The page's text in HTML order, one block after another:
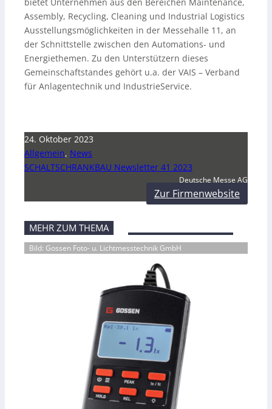
Assembly, Recycling, Cleaning und Industrial Logistics
Ausstellungsmöglichkeiten in der Messehalle 11, an
der Schnittstelle zwischen den Automations- und
Energiethemen. Zu den Unterstützern dieses
Gemeinschaftstandes gehört u.a. der VAIS – Verband
für Anlagentechnik und IndustrieService.
24. Oktober 2023
Allgemein, News
SCHALTSCHRANKBAU Newsletter 41 2023
Deutsche Messe AG
Zur Firmenwebsite
MEHR ZUM THEMA
Bild: Gossen Foto- u. Lichtmesstechnik GmbH